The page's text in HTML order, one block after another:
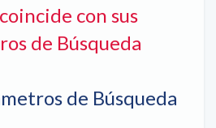
con sus
de Búsqueda
de Búsqueda